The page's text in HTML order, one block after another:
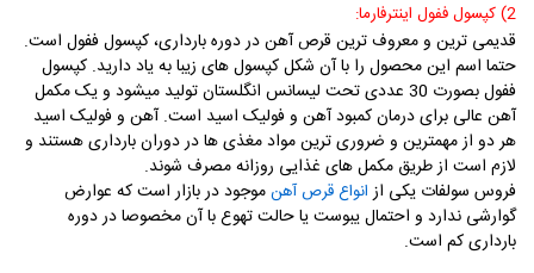
2) کپسول ففول اینترفارما:
قدیمی ترین و معروف ترین قرص آهن در دوره بارداری، کپسول ففول است.
حتما اسم این محصول را با آن شکل کپسول های زیبا به یاد دارید. کپسول
ففول بصورت 30 عددی تحت لیسانس انگلستان تولید میشود و یک مکمل
آهن عالی برای درمان کمبود آهن و فولیک اسید است. آهن و فولیک اسید
هر دو از مهمترین و ضروری ترین مواد مغذی ها در دوران بارداری هستند و
لازم است از طریق مکمل های غذایی روزانه مصرف شوند.
فروس سولفات یکی ازانواع قرص آهنموجود در بازار است که عوارض
گوارشی ندارد و احتمال یبوست یا حالت تهوع با آن مخصوصا در دوره
بارداری کم است.